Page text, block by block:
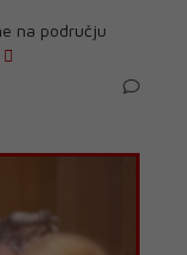
na području